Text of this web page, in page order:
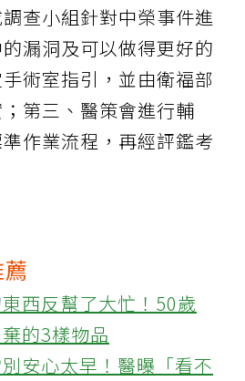
查小組針對中榮事件進
漏洞及可以做得更好的
術室指引，並由衛福部
第三、醫策會進行輔
作業流程，再經評鑑考
西反幫了大忙！50歲
的3樣物品
安心太早！醫曝「看不